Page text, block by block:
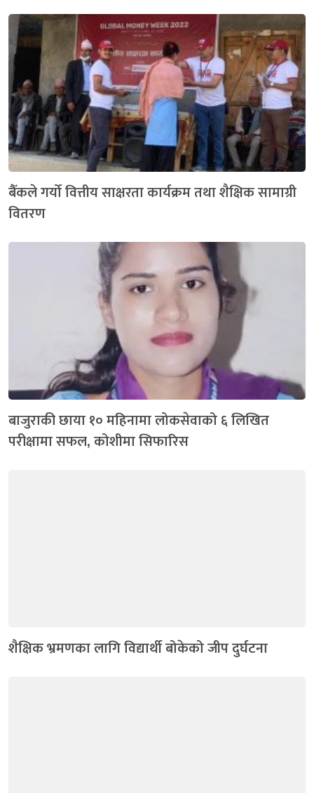
बैँकले गर्यो वित्तीय साक्षरता कार्यक्रम तथा शैक्षिक सामाग्री
वितरण
बाजुराकी छाया १० महिनामा लोकसेवाको ६ लिखित
परीक्षामा सफल, कोशीमा सिफारिस
शैक्षिक भ्रमणका लागि विद्यार्थी बोकेको जीप दुर्घटना